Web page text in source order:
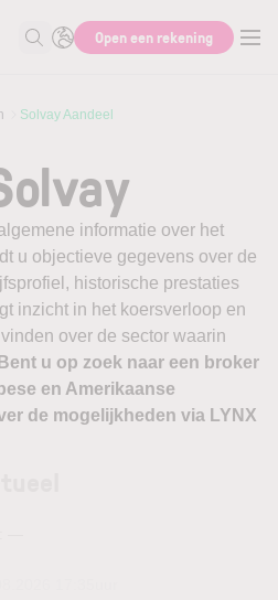
Zoek naar informatie
Open een rekening
Solvay Aandeel
informatie over het
u objectieve gegevens over de
historische prestaties
inzicht in het koersverloop en
over de sector waarin
Bent u op zoek naar een broker
en Amerikaanse
de mogelijkheden via LYNX